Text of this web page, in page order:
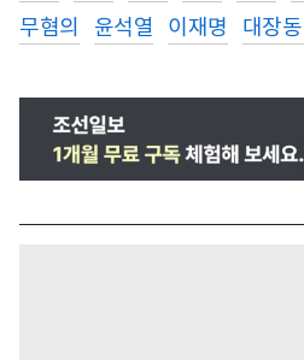
무혐의
윤석열 이재명 대장동